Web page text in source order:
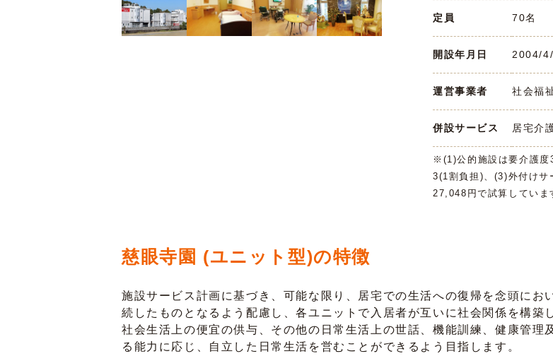
定員 70名
開設年月日 2004/
運営事業者 社会福
併設サービス 居宅介
※(1)公的施設は要介護度
3(1割負担)、(3)外付けサ
27,048円で試算していま
慈眼寺園 (ユニット型)の特徴
施設サービス計画に基づき、可能な限り、居宅での生活への復帰を念頭にお
続したものとなるよう配慮し、各ユニットで入居者が互いに社会関係を構築
社会生活上の便宜の供与、その他の日常生活上の世話、機能訓練、健康管理
る能力に応じ、自立した日常生活を営むことができるよう目指します。